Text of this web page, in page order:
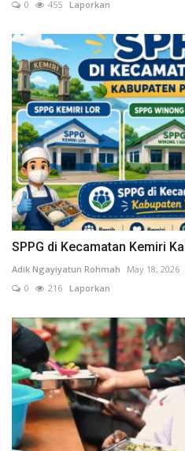
0
455 Laporkan
SPPG di Kecamatan Kemiri
Adik Ngayiyatun Rohmah May 18, 2026
0
216 Laporkan